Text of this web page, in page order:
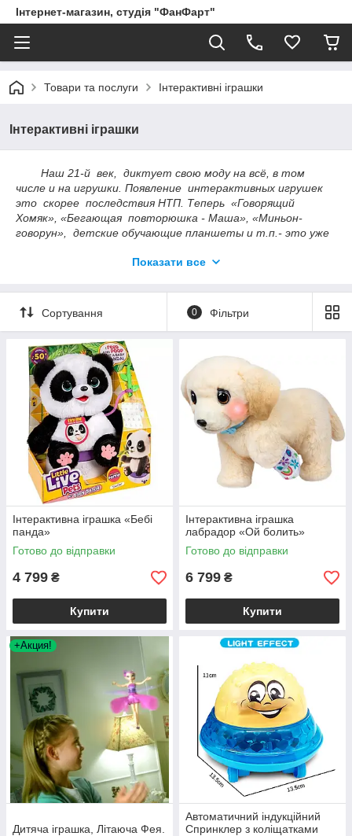
Інтернет-магазин, студія "ФанФарт"
Товари та послуги Інтерактивні іграшки
Інтерактивні іграшки
Наш 21-й век, диктует свою моду на всё, в том
числе и на игрушки. Появление интерактивных игрушек
это скорее последствия НТП. Теперь «Говорящий
Хомяк», «Бегающая повторюшка - Маша», «Миньон-
говорун», детские обучающие планшеты и т.п.- это уже
ногу со временем» и представляет Вам все новинки
не перестают удивлять. Долгое время нам в магазин
звонили Клиенты и спрашивали говорящего хомяка
(животного), пытались понять что конкретно и как это
- це питання на який дасть відповідь група"Інтерактивні
іграшки" в магазині "FanFart".
Показати все
Сортування 0 Фільтри
Інтерактивна іграшка «Бебі
панда»
Готово до відправки
4 799 ₴
Купити
Інтерактивна іграшка
лабрадор «Ой болить»
Готово до відправки
6 799 ₴
Купити
+Акция!
Дитяча іграшка, Літаюча Фея.
Автоматичний індукційний
Спринклер з коліщатками